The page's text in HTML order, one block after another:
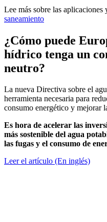
Lee más sobre las aplicaciones
saneamiento
¿Cómo puede
hídrico tenga un
neutro?
La nueva Directiva sobre el
herramienta necesaria para
consumo energético y mejorar
Es hora de acelerar las
más sostenible del agua
las fugas y el consumo de
Leer el artículo (En inglés)